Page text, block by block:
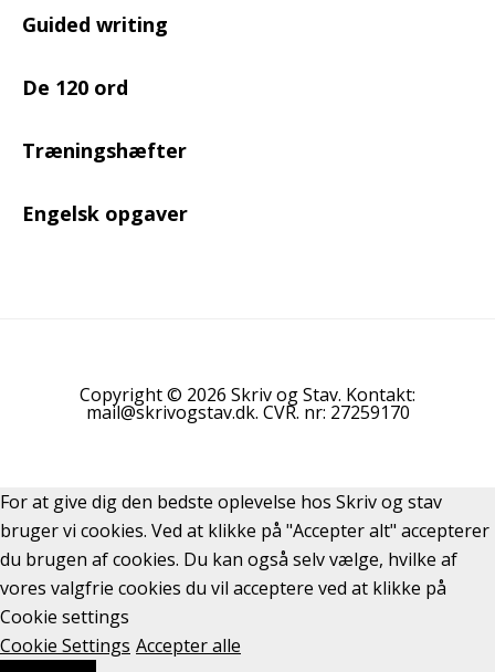
Guided writing
De 120 ord
Træningshæfter
Engelsk opgaver
Copyright © 2026 Skriv og Stav. Kontakt:
mail@skrivogstav.dk. CVR. nr: 27259170
For at give dig den bedste oplevelse hos Skriv og stav
bruger vi cookies. Ved at klikke på "Accepter alt" accepterer
du brugen af cookies. Du kan også selv vælge, hvilke af
vores valgfrie cookies du vil acceptere ved at klikke på
Cookie settings
Cookie Settings Accepter alle